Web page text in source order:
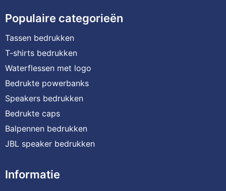
Populaire categorieën
Tassen bedrukken
T-shirts bedrukken
Waterflessen met logo
Bedrukte powerbanks
Speakers bedrukken
Bedrukte caps
Balpennen bedrukken
JBL speaker bedrukken
Informatie